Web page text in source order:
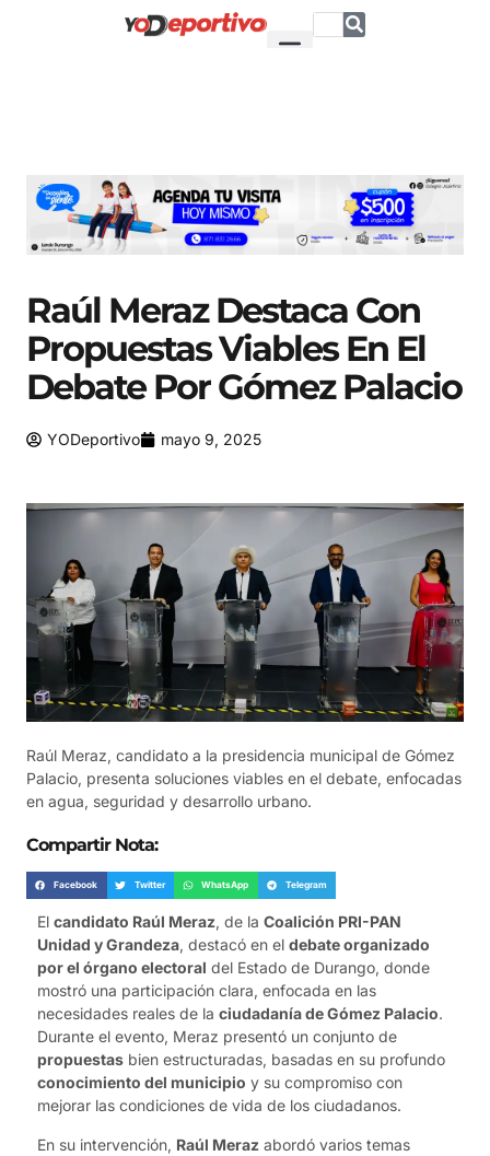
Raúl Meraz Destaca Con
Propuestas Viables En El
Debate Por Gómez Palacio
YODeportivo mayo 9, 2025
Raúl Meraz, candidato a la presidencia municipal de Gómez
Palacio, presenta soluciones viables en el debate, enfocadas
en agua, seguridad y desarrollo urbano.
Compartir Nota:
Facebook Twitter WhatsApp Telegram
El candidato Raúl Meraz, de la Coalición PRI-PAN
Unidad y Grandeza, destacó en el debate organizado
por el órgano electoral del Estado de Durango, donde
mostró una participación clara, enfocada en las
necesidades reales de la ciudadanía de Gómez Palacio.
Durante el evento, Meraz presentó un conjunto de
propuestas bien estructuradas, basadas en su profundo
conocimiento del municipio y su compromiso con
mejorar las condiciones de vida de los ciudadanos.
En su intervención, Raúl Meraz abordó varios temas